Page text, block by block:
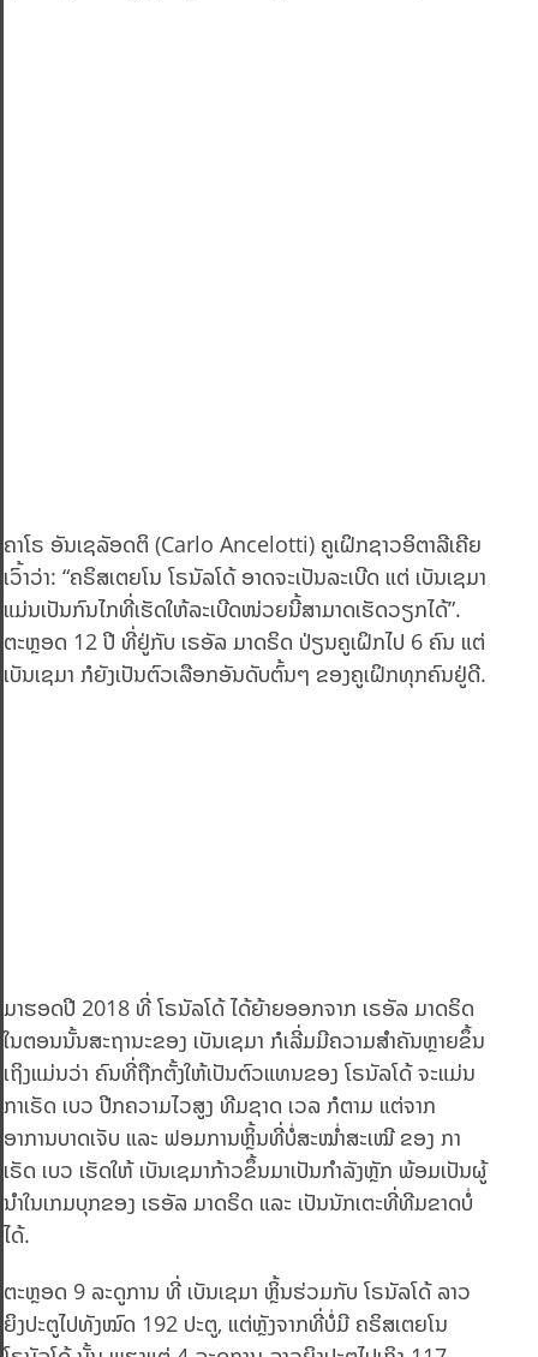
ຄາໂຣ ອັນເຊລັອດຕິ (Carlo Ancelotti) ຄູເຝິກຊາວອິຕາລີເຄີຍ
ເວົ້າວ່າ: “ຄຣິສເຕຍໂນ ໂຣນັລໂດ້ ອາດຈະເປັນລະເບີດ ແຕ່ ເບັນເຊມາ
ແມ່ນເປັນກົນໄກທີ່ເຮັດໃຫ້ລະເບີດໜ່ວຍນີ້ສາມາດເຮັດວຽກໄດ້”.
ຕະຫຼອດ 12 ປີ ທີ່ຢູ່ກັບ ເຣອັລ ມາດຣິດ ປ່ຽນຄູເຝິກໄປ 6 ຄົນ ແຕ່
ເບັນເຊມາ ກໍຍັງເປັນຕົວເລືອກອັນດັບຕົ້ນໆ ຂອງຄູເຝິກທຸກຄົນຢູ່ດີ.
ມາຮອດປີ 2018 ທີ່ ໂຣນັລໂດ້ ໄດ້ຍ້າຍອອກຈາກ ເຣອັລ ມາດຣິດ
ໃນຕອນນັ້ນສະຖານະຂອງ ເບັນເຊມາ ກໍເລີ່ມມີຄວາມສຳຄັນຫຼາຍຂຶ້ນ
ເຖິງແມ່ນວ່າ ຄົນທີ່ຖືກຕັ້ງໃຫ້ເປັນຕົວແທນຂອງ ໂຣນັລໂດ້ ຈະແມ່ນ
ກາເຣັດ ເບວ ປີກຄວາມໄວສູງ ທີມຊາດ ເວລ ກໍຕາມ ແຕ່ຈາກ
ອາການບາດເຈັບ ແລະ ຟອມການຫຼິ້ນທີ່ບໍ່ສະໝໍ່າສະເໝີ ຂອງ ກາ
ເຣັດ ເບວ ເຮັດໃຫ້ ເບັນເຊມາກ້າວຂຶ້ນມາເປັນກຳລັງຫຼັກ ພ້ອມເປັນຜູ້
ນຳໃນເກມບຸກຂອງ ເຣອັລ ມາດຣິດ ແລະ ເປັນນັກເຕະທີ່ທີມຂາດບໍ່
ໄດ້.
ຕະຫຼອດ 9 ລະດູການ ທີ່ ເບັນເຊມາ ຫຼິ້ນຮ່ວມກັບ ໂຣນັລໂດ້ ລາວ
ຍິງປະຕູໄປທັງໝົດ 192 ປະຕູ, ແຕ່ຫຼັງຈາກທີ່ບໍ່ມີ ຄຣິສເຕຍໂນ